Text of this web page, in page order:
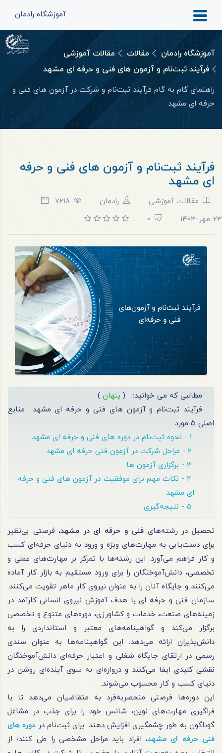
آموزشگاه رادمان
آموزشگاه رادمان مقالات
مقالات آموزشی
فرآیند ثبت‌نام و آزمون های فنی و حرفه ای مشهد
راهنمای گام به گام فرآیند ثبت‌نام و شرکت در آزمون های فنی و
حرفه ای مشهد
فرآیند ثبت‌نام و آزمون های فنی و حرفه
ای مشهد
مقالات آموزشی رادمان
7218
23-مهر-1403
0
مطالبی که می خوانید: ( پنهان )
فرآیند ثبت‌نام و آزمون های فنی و حرفه ای مشهد
منابع
اصلی 5 مورد
4 - نکات مهم برای موفقیت در آزمون های فنی و حرفه
ای مشهد
تحصیل در رشته‌های فنی و حرفه ای در مشهد، فرصتی بی‌نظیر
برای دست‌یابی به مهارت‌های ویژه و ورود به دنیای حرفه‌ای کسب
و کار فراهم می‌آورد. این رشته‌ها با تمرکز بر مهارت‌های عملی و
تخصصی، دانش‌آموختگان را برای ورود مستقیم به بازار کار آماده
می‌کنند و جایگاه آنان را به عنوان نیروی کار ماهر تقویت می‌کنند.
سازمان فنی و حرفه ایبا هدف آموزش نیروی انسانی کارآمد در
زمینه‌های صنعت، خدمات و کشاورزی، دوره‌های متنوع و تخصصی
برگزار می‌کند و گواهینامه‌های معتبر و استانداردی را به
دانش‌پذیران ارائه می‌دهد. این گواهینامه‌ها به عنوان سندی
رسمی در ارتقای جایگاه شغلی و اعتبار حرفه‌ای دانش‌آموختگان
نقشی کلیدی ایفا می‌کنند و دروازه‌ای به سوی آینده‌ای روشن در
دنیای کسب و کار محسوب می‌شوند.
این دوره‌ها فرصتی منحصربه‌فرد به متقاضیان می‌دهد تا با
فراگیری مهارت‌های نوین، شانس خود را برای جذب در مشاغل
گوناگون به طور چشمگیری افزایش دهند. برای ثبت‌نام در دوره های
فنی حرفه ای مشهد، افراد باید مراحل مشخصی را طی کنند؛ از